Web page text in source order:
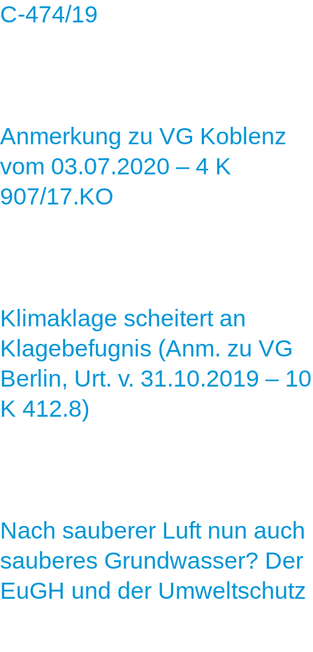
C‑474/19
Anmerkung zu VG Koblenz
vom 03.07.2020 – 4 K
907/17.KO
Klimaklage scheitert an
Klagebefugnis (Anm. zu VG
Berlin, Urt. v. 31.10.2019 – 10
K 412.8)
Nach sauberer Luft nun auch
sauberes Grundwasser? Der
EuGH und der Umweltschutz